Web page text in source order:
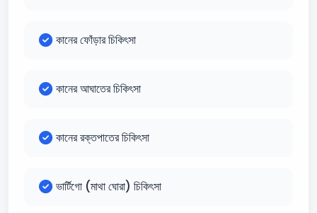
কানের ফোঁড়ার চিকিৎসা
কানের আঘাতের চিকিৎসা
কানের রক্তপাতের চিকিৎসা
ভার্টিগো (মাথা ঘোরা) চিকিৎসা